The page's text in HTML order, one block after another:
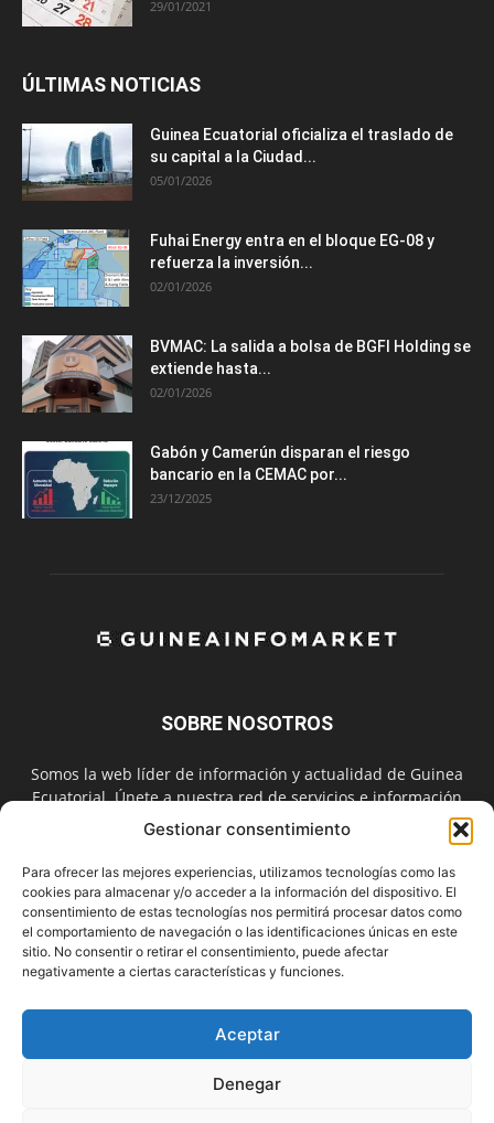
Gestionar consentimiento
Para ofrecer las mejores experiencias, utilizamos tecnologías como las
cookies para almacenar y/o acceder a la información del dispositivo. El
consentimiento de estas tecnologías nos permitirá procesar datos como
el comportamiento de navegación o las identificaciones únicas en este
sitio. No consentir o retirar el consentimiento, puede afectar
negativamente a ciertas características y funciones.
Aceptar
Denegar
29/01/2021
ÚLTIMAS NOTICIAS
Guinea Ecuatorial oficializa el traslado de
su capital a la Ciudad...
05/01/2026
Fuhai Energy entra en el bloque EG-08 y
refuerza la inversión...
02/01/2026
BVMAC: La salida a bolsa de BGFI Holding se
extiende hasta...
02/01/2026
Gabón y Camerún disparan el riesgo
bancario en la CEMAC por...
23/12/2025
SOBRE NOSOTROS
Somos la web líder de información y actualidad de Guinea
Ecuatorial. Únete a nuestra red de servicios e información
digital también en las redes sociales.
Contáctanos:info@guineainfomarket.com
SÍGUENOS
Asóciate